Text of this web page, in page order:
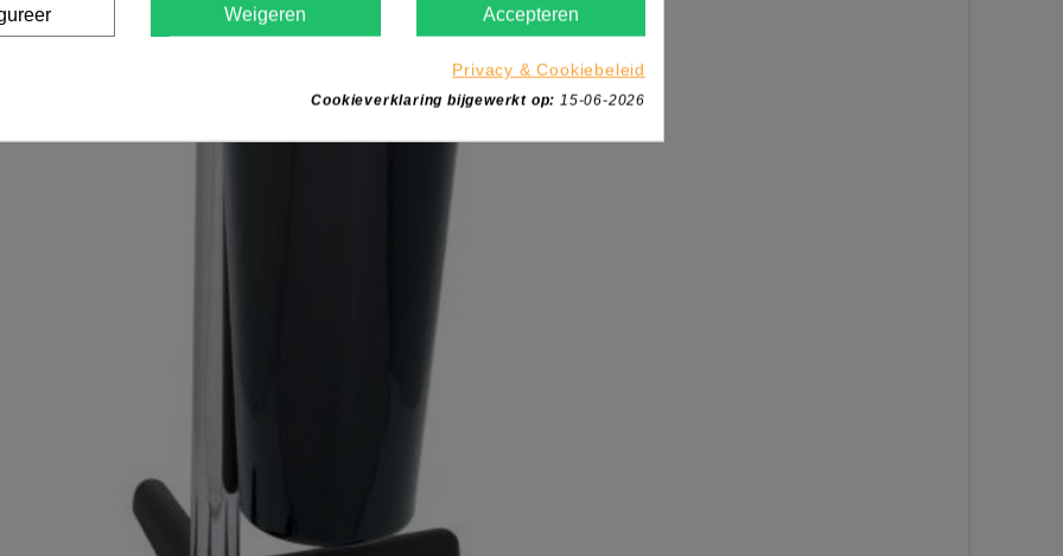
Weigeren Accepteren
Privacy & Cookiebeleid
Cookieverklaring bijgewerkt op: 15-06-2026